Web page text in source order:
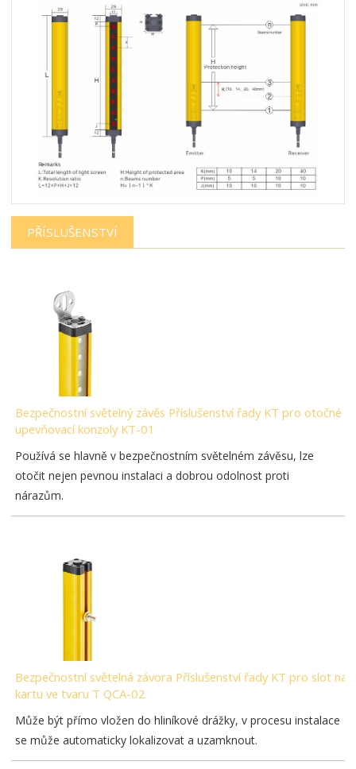
PŘÍSLUŠENSTVÍ
Bezpečnostní světelný závěs Příslušenství řady KT pro otočné
upevňovací konzoly KT-01
Používá se hlavně v bezpečnostním světelném závěsu, lze
otočit nejen pevnou instalaci a dobrou odolnost proti
nárazům.
Bezpečnostní světelná závora Příslušenství řady KT pro slot na
kartu ve tvaru T QCA-02
Může být přímo vložen do hliníkové drážky, v procesu instalace
se může automaticky lokalizovat a uzamknout.